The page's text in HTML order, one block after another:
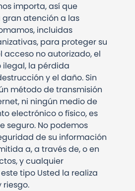
importa, así que
atención a las
incluidas
para proteger su
acceso no autorizado, el
la pérdida
y el daño. Sin
método de transmisión
ni ningún medio de
electrónico o físico, es
seguro. No podemos
de su información
a, a través de, o en
y cualquier
tipo Usted la realiza
riesgo.